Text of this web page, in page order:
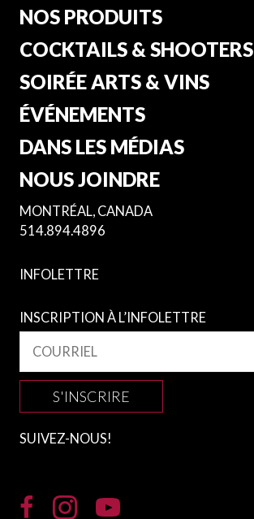
NOS PRODUITS
COCKTAILS & SHOOTERS
SOIRÉE ARTS & VINS
ÉVÉNEMENTS
DANS LES MÉDIAS
NOUS JOINDRE
MONTRÉAL, CANADA
514.894.4896
INFOLETTRE
INSCRIPTION À L’INFOLETTRE
S'INSCRIRE
SUIVEZ-NOUS!